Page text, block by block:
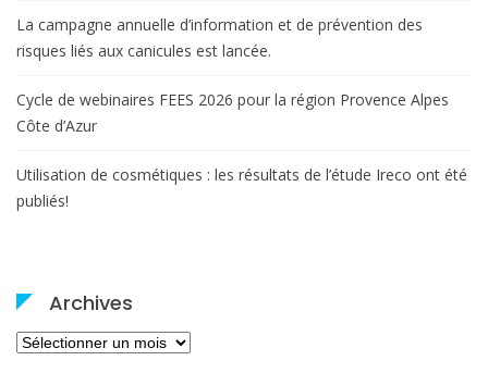
La campagne annuelle d’information et de prévention des
risques liés aux canicules est lancée.
Cycle de webinaires FEES 2026 pour la région Provence Alpes
Côte d’Azur
Utilisation de cosmétiques : les résultats de l’étude Ireco ont été
publiés!
Archives
Archives